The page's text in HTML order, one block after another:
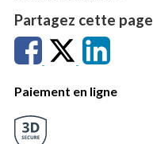
Partagez cette page
Paiement en ligne